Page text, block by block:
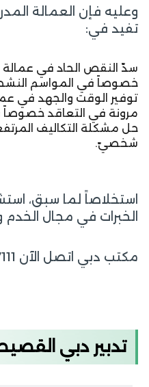
وعليه فإن العمالة
تفيد في:
سدّ النقص الحاد في
خصوصاً في المواسم
توفير الوقت والجهد في
مرونة في التعاقد خصوصاً
حل مشكلة التكاليف
شخصيّ.
استخلاصاً لما سبق،
الخبرات في مجال الخدم
مكتب دبي اتصل الآن 0097150877111
تدبير دبي